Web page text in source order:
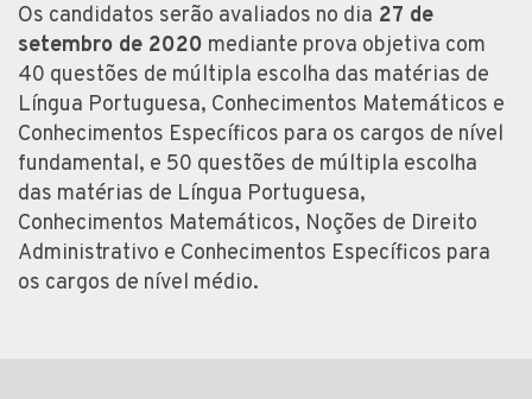
Os candidatos serão avaliados no dia 27 de
setembro de 2020 mediante prova objetiva com
40 questões de múltipla escolha das matérias de
Língua Portuguesa, Conhecimentos Matemáticos e
Conhecimentos Específicos para os cargos de nível
fundamental, e 50 questões de múltipla escolha
das matérias de Língua Portuguesa,
Conhecimentos Matemáticos, Noções de Direito
Administrativo e Conhecimentos Específicos para
os cargos de nível médio.